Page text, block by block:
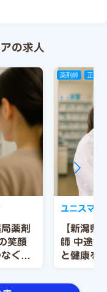
の求人
薬剤
笑顔
ぐ薬
薬剤師 正社員
【新潟県
師 中途採
と健康を
ユニスマ